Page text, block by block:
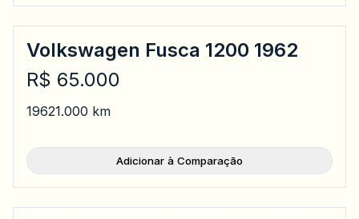
Volkswagen Fusca 1200 1962
R$ 65.000
19621.000 km
Adicionar à Comparação